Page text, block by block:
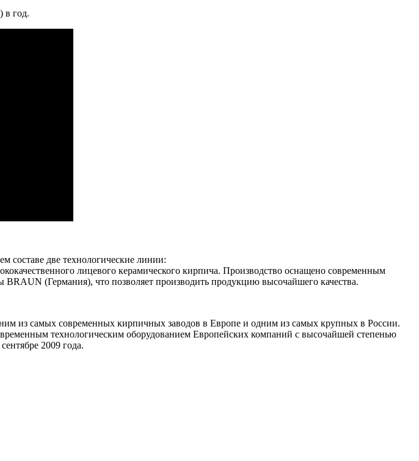
в год.
составе две технологические линии:
лицевого керамического кирпича. Производство оснащено современным
(Германия), что позволяет производить продукцию высочайшего качества.
из самых современных кирпичных заводов в Европе и одним из самых крупных в России.
технологическим оборудованием Европейских компаний с высочайшей степенью
2009 года.